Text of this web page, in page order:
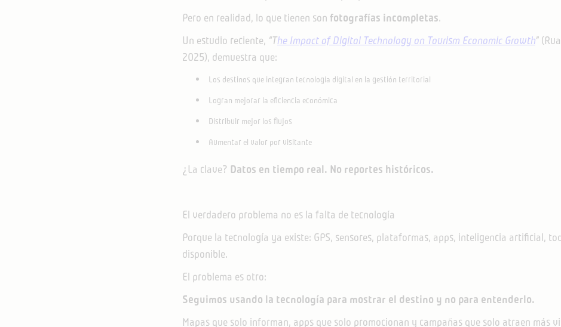
Pero en realidad, lo que tienen son fotografías incompletas.
Un estudio reciente, “The Impact of Digital Technology on Tourism Economic Growth”
2025), demuestra que:
Los destinos que integran tecnología digital en la gestión territorial
Logran mejorar la eficiencia económica
Distribuir mejor los flujos
Aumentar el valor por visitante
¿La clave? Datos en tiempo real. No reportes históricos.
El verdadero problema no es la falta de tecnología
Porque la tecnología ya existe: GPS, sensores, plataformas, apps, inteligencia artificial,
disponible.
El problema es otro:
Seguimos usando la tecnología para mostrar el destino y no para entenderlo.
Mapas que solo informan, apps que solo promocionan y campañas que solo atraen más